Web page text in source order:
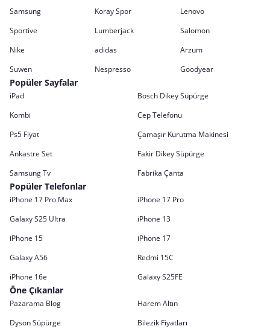
Samsung
Koray Spor
Lenovo
Sportive
Lumberjack
Salomon
Nike
adidas
Arzum
Suwen
Nespresso Goodyear
Popüler Sayfalar
iPad
Bosch Dikey Süpürge
Kombi
Cep Telefonu
Ps5 Fiyat
Çamaşır Kurutma Makinesi
Ankastre Set
Fakir Dikey Süpürge
Samsung Tv
Fabrika Çanta
Popüler Telefonlar
iPhone 17 Pro Max
iPhone 17 Pro
Galaxy S25 Ultra
iPhone 13
iPhone 15
iPhone 17
Galaxy A56
Redmi 15C
iPhone 16e
Galaxy S25FE
Öne Çıkanlar
Pazarama Blog
Harem Altın
Dyson Süpürge
Bilezik Fiyatları